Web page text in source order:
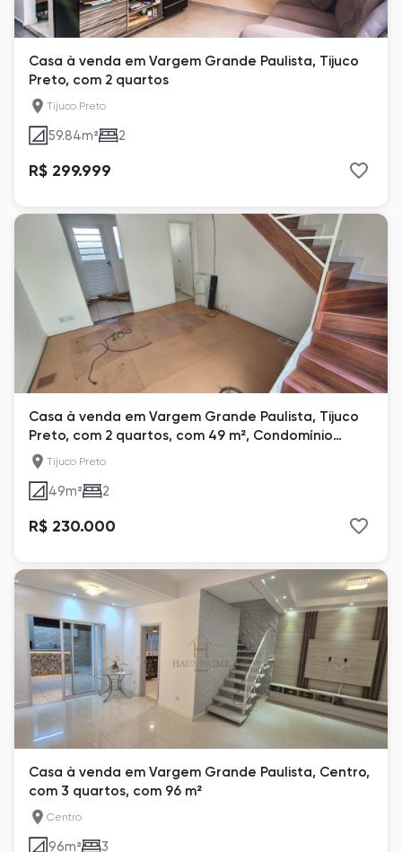
Casa à venda em Vargem Grande Paulista, Tijuco
Preto, com 2 quartos
Tijuco Preto
59.84m² 2
R$ 299.999
Casa à venda em Vargem Grande Paulista, Tijuco
Preto, com 2 quartos, com 49 m², Condomínio
Veredas
Tijuco Preto
49m² 2
R$ 230.000
Casa à venda em Vargem Grande Paulista, Centro,
com 3 quartos, com 96 m²
Centro
96m² 3